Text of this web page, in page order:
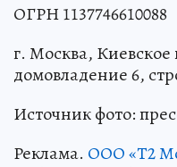
ОГРН 1137746610088
г. Москва,
домовладение 6,
Источник фото:
Реклама. ООО «Т2